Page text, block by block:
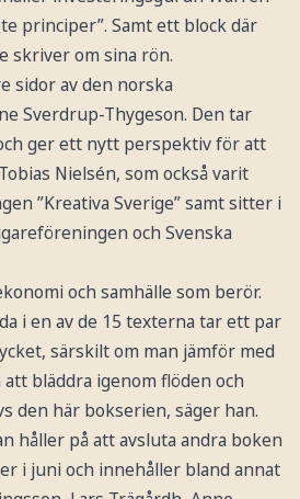
principer”. Samt ett block där
skriver om sina rön.
sidor av den norska
Sverdrup-Thygeson. Den tar
ger ett nytt perspektiv för att
Nielsén, som också varit
”Kreativa Sverige” samt sitter i
och Svenska
och samhälle som berör.
i en av de 15 texterna tar ett par
särskilt om man jämför med
bläddra igenom flöden och
den här bokserien, säger han.
håller på att avsluta andra boken
i juni och innehåller bland annat